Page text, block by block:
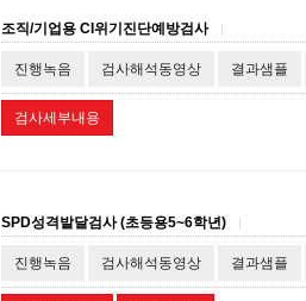
조직/기업용 CI위기진단예방검사
진행녹음 검사해석동영상 결과샘플
검사세부내용
SPD성격발달검사 (초등용5~6학년)
진행녹음 검사해석동영상 결과샘플